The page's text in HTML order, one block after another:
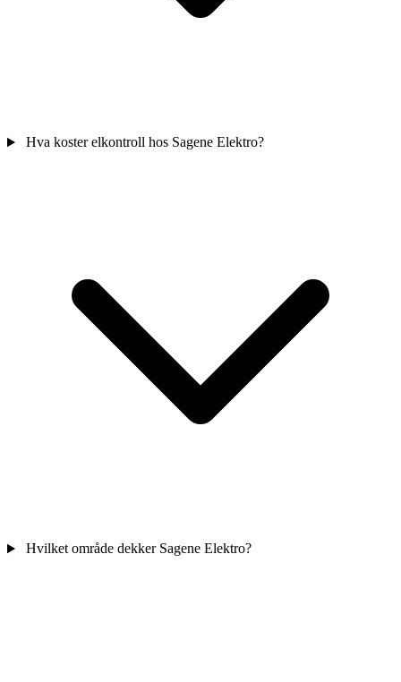
Hva koster elkontroll hos Sagene Elektro?
Hvilket område dekker Sagene Elektro?